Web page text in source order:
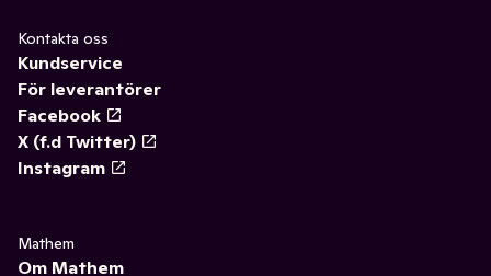
Kontakta oss
Kundservice
För leverantörer
Facebook
X (f.d Twitter)
Instagram
Mathem
Om Mathem